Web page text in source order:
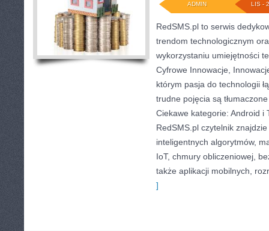
LIS -
ADMIN
RedSMS.pl to serwis
trendom technologicznym
wykorzystaniu umiejętności
Cyfrowe Innowacje,
którym pasja do technologii
trudne pojęcia są
Ciekawe kategorie: Android i
RedSMS.pl czytelnik
inteligentnych algorytmów,
IoT, chmury obliczeniowej,
także aplikacji mobilnych,
]